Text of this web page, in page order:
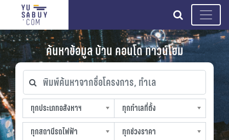
search
ค้นหาข้อมูล บ้าน คอนโด ทาวน์โฮม
พิมพ์ค้นหาจากชื่อโครงการ, ทำเล
ทุกประเภทอสังหาฯ
ทุกประเภทอสังหาฯ
sproperty
ทุกทำเลที่ตั้ง
ทุกทำเลที่ตั้ง
slocation
ทุกสถานีรถไฟฟ้า
ทุกสถานีรถไฟฟ้า
ทุกช่วงราคา
ทุกช่วงราคา